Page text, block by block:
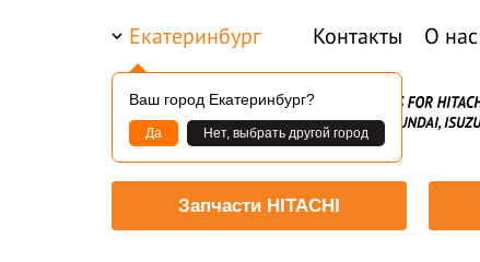
Екатеринбург
Ваш город Екатеринбург?
Да Нет, выбрать другой город
Контакты О нас
Запчасти HITACHI